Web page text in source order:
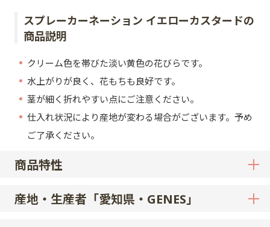
商品特性
産地・生産者「愛知県・GENES」
スプレーカーネーション イエローカスタードの
商品説明
クリーム色を帯びた淡い黄色の花びらです。
水上がりが良く、花もちも良好です。
茎が細く折れやすい点にご注意ください。
仕入れ状況により産地が変わる場合がございます。予め
ご了承ください。